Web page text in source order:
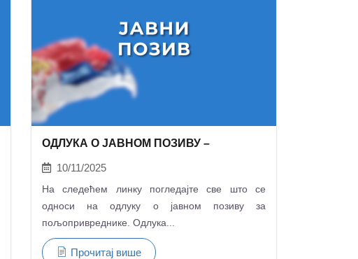
ОДЛУКА О ЈАВНОМ ПОЗИВУ –
10/11/2025
На следећем линку погледајте све што се
односи на одлуку о јавном позиву за
пољопривреднике. Одлука...
Прочитај више